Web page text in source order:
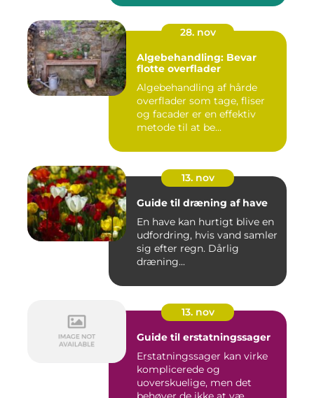
28. nov
Algebehandling: Bevar
flotte overflader
Algebehandling af hårde
overflader som tage, fliser
og facader er en effektiv
metode til at be...
13. nov
Guide til dræning af have
En have kan hurtigt blive en
udfordring, hvis vand samler
sig efter regn. Dårlig
dræning...
13. nov
Guide til erstatningssager
Erstatningssager kan virke
komplicerede og
uoverskuelige, men det